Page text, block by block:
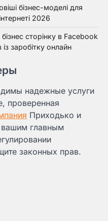
бізнес-моделі для
2026
сторінку в Facebook
із заробітку онлайн
надежные услуги
проверенная
Приходько и
вашим главным
законных прав.